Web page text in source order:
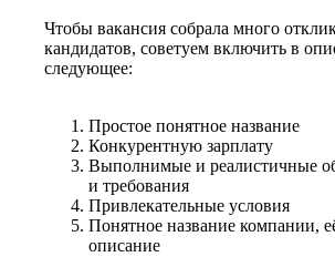
Чтобы вакансия собрала много
кандидатов, советуем включить в
следующее:
Простое понятное название
Конкурентную зарплату
Выполнимые и реалистичные
и требования
Привлекательные условия
Понятное название компании,
описание